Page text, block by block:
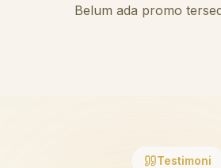
Belum ada promo
Testimoni